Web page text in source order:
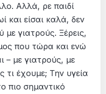
Αλλά, ρε παιδί
και είσαι καλά, δεν
με γιατρούς. Ξέρεις,
που τώρα και ενώ
– με γιατρούς, με
τι έχουμε; Την υγεία
πιο σημαντικό